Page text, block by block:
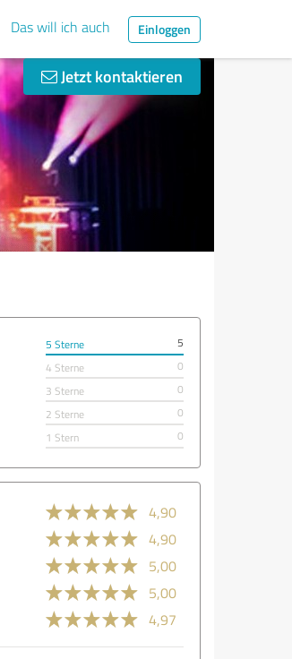
Das will ich auch Einloggen
Jetzt kontaktieren
5 Sterne
5
4 Sterne
0
3 Sterne
0
2 Sterne
0
1 Stern
0
4,90
4,90
5,00
5,00
4,97